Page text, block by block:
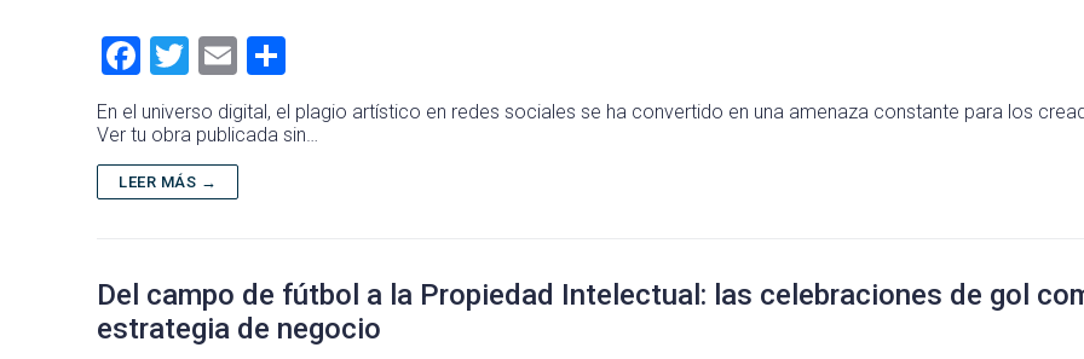
F
ce
b
o
T
tt
er
E
m
ai
l
o
m
En el universo digital, el plagio artístico en redes sociales se ha convertido en una amenaza constante para los
Ver tu obra publicada sin…
LEER MÁS →
Del campo de fútbol a la Propiedad Intelectual: las celebraciones de gol
estrategia de negocio